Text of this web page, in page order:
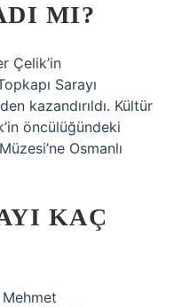
MI?
Çelik’in
Sarayı
kazandırıldı. Kültür
öncülüğündeki
Osmanlı
KAÇ
Mehmet